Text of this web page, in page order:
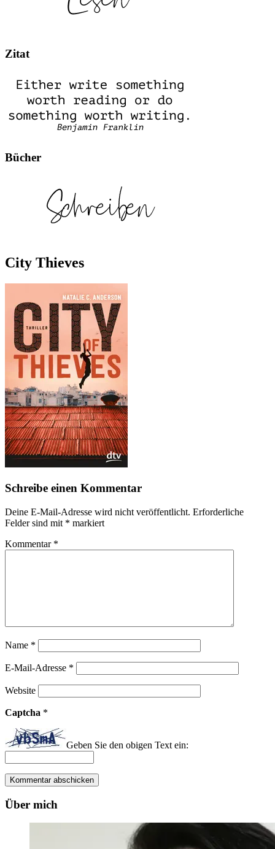
Zitat
Bücher
City Thieves
Schreibe einen Kommentar
Deine E-Mail-Adresse wird nicht veröffentlicht. Erforderliche
Felder sind mit * markiert
Kommentar *
Name *
E-Mail-Adresse *
Website
Captcha *
Geben Sie den obigen Text ein:
Über mich